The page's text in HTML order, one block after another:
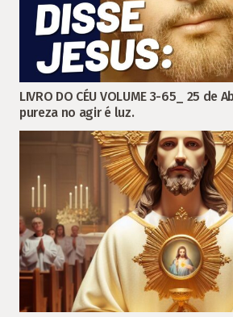
LIVRO DO CÉU VOLUME 3-65_ 25 de
pureza no agir é luz.